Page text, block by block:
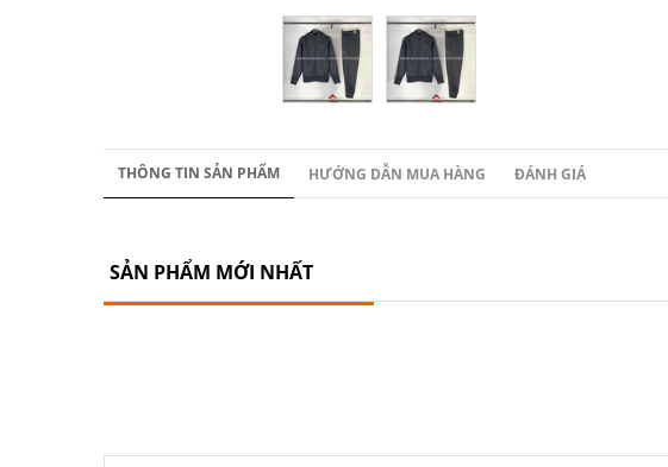
THÔNG TIN SẢN PHẨM HƯỚNG DẪN MUA HÀNG ĐÁNH GIÁ
SẢN PHẨM MỚI NHẤT